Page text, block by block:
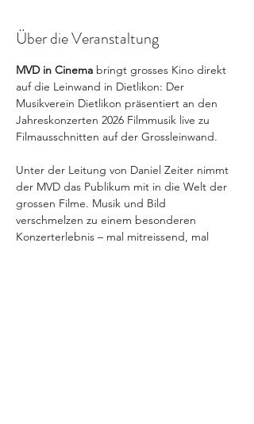
Über die Veranstaltung
MVD in Cinema bringt grosses Kino direkt
auf die Leinwand in Dietlikon: Der
Musikverein Dietlikon präsentiert an den
Jahreskonzerten 2026 Filmmusik live zu
Filmausschnitten auf der Grossleinwand.
Unter der Leitung von Daniel Zeiter nimmt
der MVD das Publikum mit in die Welt der
grossen Filme. Musik und Bild
verschmelzen zu einem besonderen
Konzerterlebnis – mal mitreissend, mal